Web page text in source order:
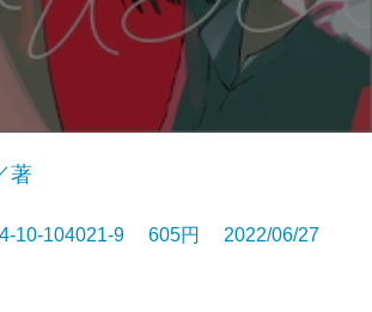
著
10-104021-9 605円 2022/06/27